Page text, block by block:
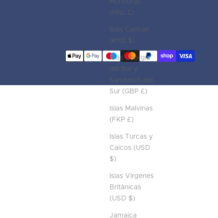
Honduras
(HNL L)
Islas Caimán
(KYD $)
Islas Georgia
del Sur y
Sandwich del
Sur (GBP £)
Islas Malvinas
(FKP £)
Islas Turcas y
Caicos (USD
$)
Islas Vírgenes
Británicas
(USD $)
Jamaica